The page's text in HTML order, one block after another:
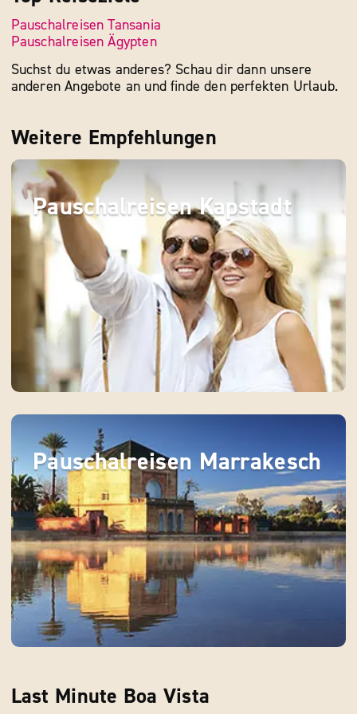
Pauschalreisen Tansania
Pauschalreisen Ägypten
Suchst du etwas anderes? Schau dir dann unsere
anderen Angebote an und finde den perfekten Urlaub.
Weitere Empfehlungen
Pauschalreisen Kapstadt
Pauschalreisen Marrakesch
Last Minute Boa Vista